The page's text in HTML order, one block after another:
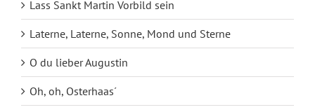
Lass Sankt Martin Vorbild sein
Laterne, Laterne, Sonne, Mond und Sterne
O du lieber Augustin
Oh, oh, Osterhaas´